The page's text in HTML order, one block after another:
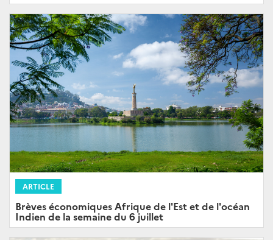
ARTICLE
Brèves économiques Afrique de l'Est et de l'océan
Indien de la semaine du 6 juillet